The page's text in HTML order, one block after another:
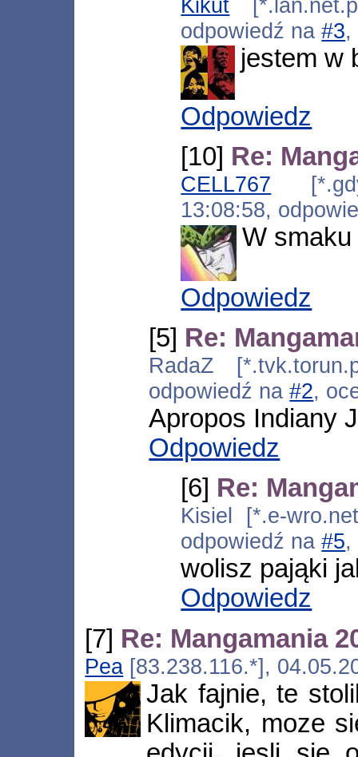
odpowiedź na#3,
jestem w
Odpowiedz
[10] Re:
CELL767
13:08:58,
W
Odpowiedz
[5] Re:
RadaZ
odpowiedź na#2,
Apropos Indiany
Odpowiedz
[6] Re:
Kisiel [*.e-
odpowiedź na#5,
wolisz pająki
Odpowiedz
[7] Re: Mangamania
Pea [83.238.116.*],
Jak fajnie, te
Klimacik, moze